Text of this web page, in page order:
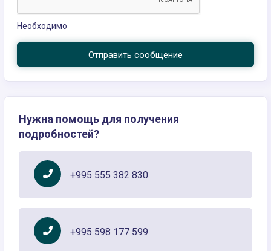
Необходимо
Отправить сообщение
Нужна помощь для получения
подробностей?
+995 555 382 830
+995 598 177 599